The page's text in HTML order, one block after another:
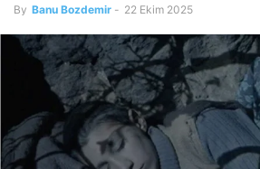
By Banu Bozdemir - 22 Ekim 2025